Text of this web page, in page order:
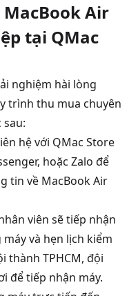
Air
tại QMac
nghiệm hài lòng
trình thu mua chuyên
hệ với QMac Store
hoặc Zalo để
tin về MacBook Air
viên sẽ tiếp nhận
và hẹn lịch kiểm
thành TPHCM, đội
để tiếp nhận máy.